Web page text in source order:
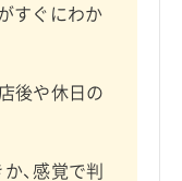
すぐにわか
後や休日の
、感覚で判